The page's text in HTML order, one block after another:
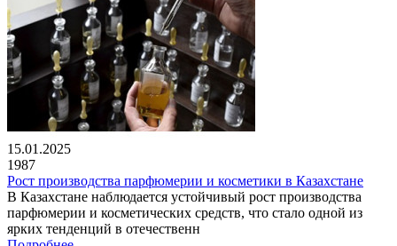
15.01.2025
1987
Рост производства парфюмерии и косметики в Казахстане
В Казахстане наблюдается устойчивый рост производства
парфюмерии и косметических средств, что стало одной из
ярких тенденций в отечественн